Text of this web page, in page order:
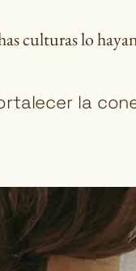
culturas lo
la